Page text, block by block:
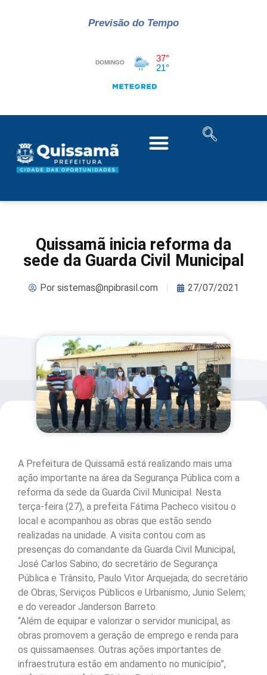
Previsão do Tempo
Quissamã inicia reforma da
sede da Guarda Civil Municipal
Porsistemas@npibrasil.com 27/07/2021
A Prefeitura de Quissamã está realizando mais uma
ação importante na área da Segurança Pública com a
reforma da sede da Guarda Civil Municipal. Nesta
terça-feira (27), a prefeita Fátima Pacheco visitou o
local e acompanhou as obras que estão sendo
realizadas na unidade. A visita contou com as
presenças do comandante da Guarda Civil Municipal,
José Carlos Sabino; do secretário de Segurança
Pública e Trânsito, Paulo Vitor Arquejada; do secretário
de Obras, Serviços Públicos e Urbanismo, Junio Selem;
e do vereador Janderson Barreto.
“Além de equipar e valorizar o servidor municipal, as
obras promovem a geração de emprego e renda para
os quissamaenses. Outras ações importantes de
infraestrutura estão em andamento no município”,